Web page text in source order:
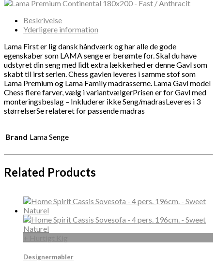
Beskrivelse
Yderligere information
Lama First er lig dansk håndværk og har alle de gode
egenskaber som LAMA senge er berømte for. Skal du have
udstyret din seng med lidt extra lækkerhed er denne Gavl som
skabt til irst serien. Chess gavlen leveres i samme stof som
Lama Premium og Lama Family madrasserne. Lama Gavl model
Chess flere farver, vælg i variantvælgerPrisen er for Gavl med
monteringsbeslag – Inkluderer ikke Seng/madrasLeveres i 3
størrelserSe relateret for passende madras
Brand Lama Senge
Related Products
Designermøbler